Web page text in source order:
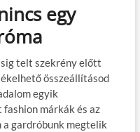
egy
telt szekrény előtt
összeállításod
egyik
márkák és az
gardróbunk megtelik